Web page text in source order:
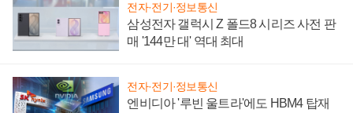
전자·전기·정보통신
삼성전자 갤럭시 Z 폴드8 시리즈 사전 판
매 '144만 대' 역대 최대
전자·전기·정보통신
엔비디아 '루빈 울트라'에도 HBM4 탑재